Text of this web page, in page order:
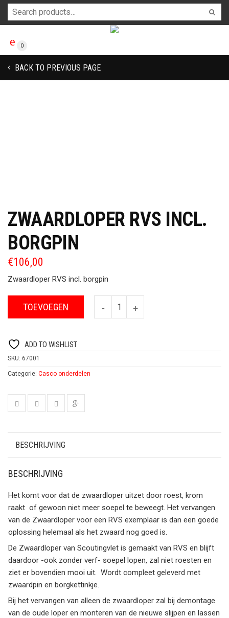
0
BACK TO PREVIOUS PAGE
ZWAARDLOPER RVS INCL.
BORGPIN
€106,00
Zwaardloper RVS incl. borgpin
TOEVOEGEN
ADD TO WISHLIST
SKU: 67001
Categorie: Casco onderdelen
BESCHRIJVING
BESCHRIJVING
Het komt voor dat de zwaardloper uitzet door roest, krom
raakt of gewoon niet meer soepel te beweegt. Het vervangen
van de Zwaardloper voor een RVS exemplaar is dan een goede
oplossing helemaal als het zwaard nog goed is.
De Zwaardloper van Scoutingvlet is gemaakt van RVS en blijft
daardoor -ook zonder verf- soepel lopen, zal niet roesten en
ziet er bovendien mooi uit. Wordt compleet geleverd met
zwaardpin en borgkettinkje.
Bij het vervangen van alleen de zwaardloper zal bij demontage
van de oude loper en monteren van de nieuwe slijpen en lassen